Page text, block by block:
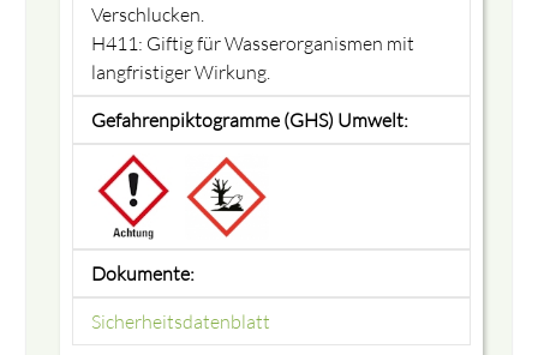
Verschlucken.
H411: Giftig für Wasserorganismen mit
langfristiger Wirkung.
Gefahrenpiktogramme (GHS) Umwelt:
Dokumente:
Sicherheitsdatenblatt